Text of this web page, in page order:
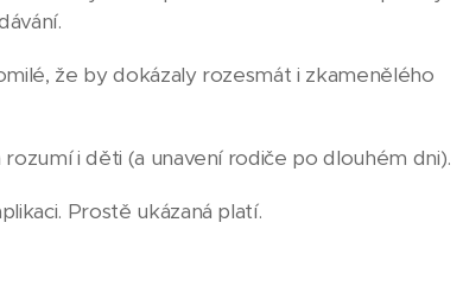
že by dokázaly rozesmát i zkamenělého
i děti (a unavení rodiče po dlouhém dni).
Prostě ukázaná platí.